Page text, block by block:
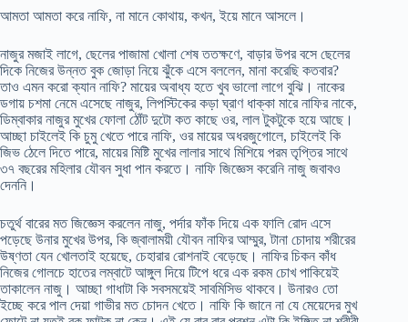
আমতা আমতা করে নাফি, না মানে কোথায়, কখন, ইয়ে মানে আসলে।
নাজুর মজাই লাগে, ছেলের পাজামা খোলা শেষ ততক্ষণে, বাড়ার উপর বসে ছেলের
দিকে নিজের উন্নত বুক জোড়া নিয়ে ঝুঁকে এসে বললেন, মানা করেছি কতবার?
তাও এমন করো ক্যান নাফি? মায়ের অবাধ্য হতে খুব ভালো লাগে বুঝি। নাকের
ডগায় চশমা নেমে এসেছে নাজুর, লিপস্টিকের কড়া ঘ্রাণ ধাক্কা মারে নাফির নাকে,
ডিম্বাকার নাজুর মুখের ফোলা ঠোঁট দুটো কত কাছে ওর, লাল টুকটুকে হয়ে আছে।
আচ্ছা চাইলেই কি চুমু খেতে পারে নাফি, ওর মায়ের অধরজুগোলে, চাইলেই কি
জিভ ঠেলে দিতে পারে, মায়ের মিষ্টি মুখের লালার সাথে মিশিয়ে পরম তৃপ্তির সাথে
৩৭ বছরের মহিলার যৌবন সুধা পান করতে। নাফি জিজ্ঞেস করেনি নাজু জবাবও
দেননি।
চতুর্থ বারের মত জিজ্ঞেস করলেন নাজু, পর্দার ফাঁক দিয়ে এক ফালি রোদ এসে
পড়েছে উনার মুখের উপর, কি জ্বালাময়ী যৌবন নাফির আম্মুর, টানা চোদায় শরীরের
উষ্ণতা যেন খোলতাই হয়েছে, চেহারার রোশনাই বেড়েছে। নাফির চিকন কাঁধ
নিজের গোলচে হাতের লম্বাটে আঙ্গুল দিয়ে টিপে ধরে এক রকম চোখ পাকিয়েই
তাকালেন নাজু। আচ্ছা গাধাটা কি সবসময়েই সাবমিসিভ থাকবে। উনারও তো
ইচ্ছে করে পাল দেয়া গাভীর মত চোদন খেতে। নাফি কি জানে না যে মেয়েদের মুখ